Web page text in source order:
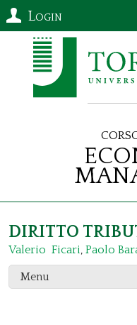
Login
DIRITTO
Valerio Ficari, Paolo
Menu